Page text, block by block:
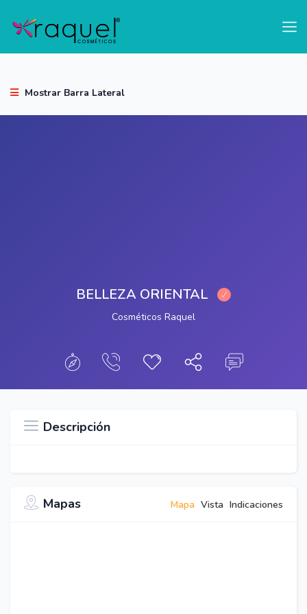
Mostrar Barra Lateral
BELLEZA ORIENTAL
Cosméticos Raquel
Descripción
Mapas Mapa Vista Indicaciones